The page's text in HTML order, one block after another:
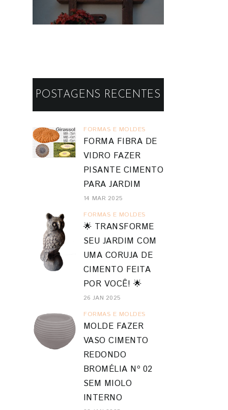
Vasos de Parede
POSTAGENS RECENTES
FORMAS E MOLDES
FORMA FIBRA DE
VIDRO FAZER
PISANTE CIMENTO
PARA JARDIM
14 MAR 2025
FORMAS E MOLDES
🌟 TRANSFORME
SEU JARDIM COM
UMA CORUJA DE
CIMENTO FEITA
POR VOCÊ! 🌟
26 JAN 2025
FORMAS E MOLDES
MOLDE FAZER
VASO CIMENTO
REDONDO
BROMÉLIA Nº 02
SEM MIOLO
INTERNO